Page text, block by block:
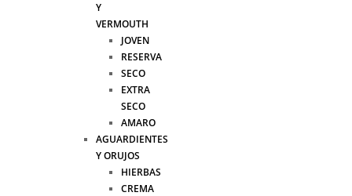
Y
VERMOUTH
JOVEN
RESERVA
SECO
EXTRA
SECO
AMARO
AGUARDIENTES
Y ORUJOS
HIERBAS
CREMA